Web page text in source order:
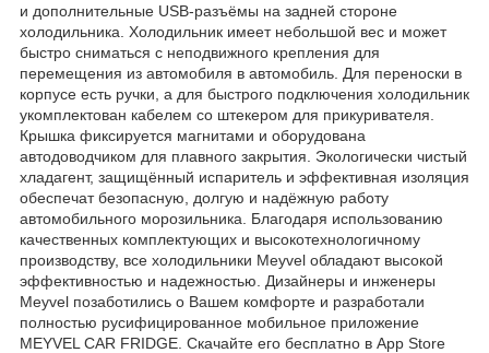
и дополнительные USB-разъёмы на задней стороне
холодильника. Холодильник имеет небольшой вес и может
быстро сниматься с неподвижного крепления для
перемещения из автомобиля в автомобиль. Для переноски в
корпусе есть ручки, а для быстрого подключения холодильник
укомплектован кабелем со штекером для прикуривателя.
Крышка фиксируется магнитами и оборудована
автодоводчиком для плавного закрытия. Экологически чистый
хладагент, защищённый испаритель и эффективная изоляция
обеспечат безопасную, долгую и надёжную работу
автомобильного морозильника. Благодаря использованию
качественных комплектующих и высокотехнологичному
производству, все холодильники Meyvel обладают высокой
эффективностью и надежностью. Дизайнеры и инженеры
Meyvel позаботились о Вашем комфорте и разработали
полностью русифицированное мобильное приложение
MEYVEL CAR FRIDGE. Скачайте его бесплатно в App Store